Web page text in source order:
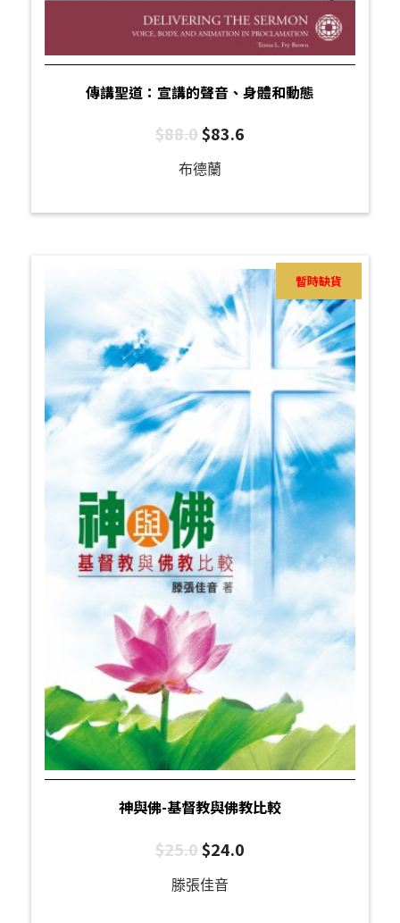
傳講聖道：宣講的聲音、身體和動態
$88.0$83.6
布德蘭
神與佛-基督教與佛教比較
暫時缺貨
$25.0$24.0
滕張佳音